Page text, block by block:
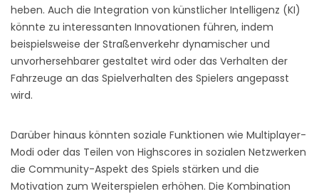
heben. Auch die Integration von künstlicher Intelligenz (KI)
könnte zu interessanten Innovationen führen, indem
beispielsweise der Straßenverkehr dynamischer und
unvorhersehbarer gestaltet wird oder das Verhalten der
Fahrzeuge an das Spielverhalten des Spielers angepasst
wird.
Darüber hinaus könnten soziale Funktionen wie Multiplayer-
Modi oder das Teilen von Highscores in sozialen Netzwerken
die Community-Aspekt des Spiels stärken und die
Motivation zum Weiterspielen erhöhen. Die Kombination